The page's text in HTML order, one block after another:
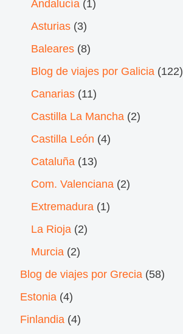
Andalucía (1)
Asturias (3)
Baleares (8)
Blog de viajes por Galicia (122)
Canarias (11)
Castilla La Mancha (2)
Castilla León (4)
Cataluña (13)
Com. Valenciana (2)
Extremadura (1)
La Rioja (2)
Murcia (2)
Blog de viajes por Grecia (58)
Estonia (4)
Finlandia (4)